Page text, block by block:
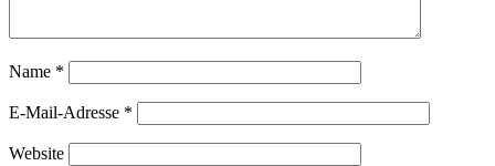
Name *
E-Mail-Adresse *
Website